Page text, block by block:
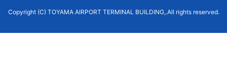
Copyright (C) TOYAMA AIRPORT TERMINAL BUILDING,.All rights reserved.